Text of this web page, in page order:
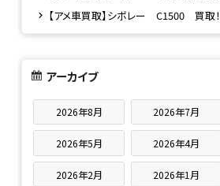
【アメ車買取】シボレー C1500 買取！
アーカイブ
2026年8月 2026年7月
2026年5月 2026年4月
2026年2月 2026年1月